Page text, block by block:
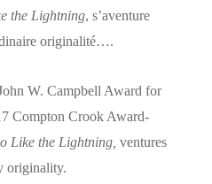
the Lightning, s’aventure
originalité….
W. Campbell Award for
Compton Crook Award-
Like the Lightning,ventures
originality.